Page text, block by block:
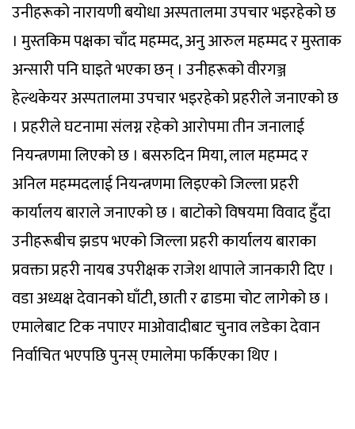
उनीहरूको नारायणी बयोधा अस्पतालमा उपचार भइरहेको छ
। मुस्तकिम पक्षका चाँद महम्मद, अनु आरुल महम्मद र मुस्ताक
अन्सारी पनि घाइते भएका छन् । उनीहरूको वीरगञ्ज
हेल्थकेयर अस्पतालमा उपचार भइरहेको प्रहरीले जनाएको छ
। प्रहरीले घटनामा संलग्न रहेको आरोपमा तीन जनालाई
नियन्त्रणमा लिएको छ । बसरुदिन मिया, लाल महम्मद र
अनिल महम्मदलाई नियन्त्रणमा लिइएको जिल्ला प्रहरी
कार्यालय बाराले जनाएको छ । बाटोको विषयमा विवाद हुँदा
उनीहरूबीच झडप भएको जिल्ला प्रहरी कार्यालय बाराका
प्रवक्ता प्रहरी नायब उपरीक्षक राजेश थापाले जानकारी दिए ।
वडा अध्यक्ष देवानको घाँटी, छाती र ढाडमा चोट लागेको छ ।
एमालेबाट टिक नपाएर माओवादीबाट चुनाव लडेका देवान
निर्वाचित भएपछि पुनस् एमालेमा फर्किएका थिए ।